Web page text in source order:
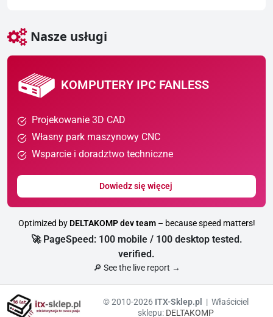
Nasze usługi
KOMPUTERY IPC FANLESS
Projekowanie 3D CAD
Własny park maszynowy CNC
Wsparcie i doradztwo techniczne
Dowiedz się więcej
Optimized by DELTAKOMP dev team– because speed matters!
🚀 PageSpeed: 100 mobile / 100 desktop tested.
verified.
🔎 See the live report →
© 2010-2026 ITX-Sklep.pl
| Właściciel
sklepu: DELTAKOMP